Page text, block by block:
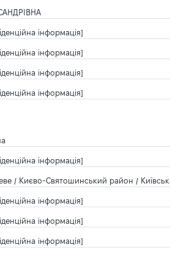
інформація]
інформація]
інформація]
інформація]
інформація]
/ Києво-Святошинський район /
інформація]
інформація]
інформація]